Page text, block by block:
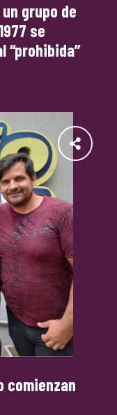
grupo de
se
“prohibida”
comienzan